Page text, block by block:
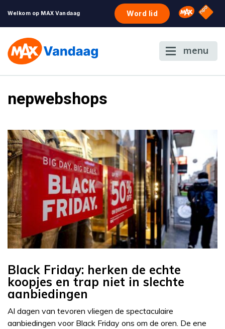
Welkom op MAX Vandaag Word lid Omroep
NPO
menu
nepwebshops
Black Friday: herken de echte
koopjes en trap niet in slechte
aanbiedingen
Al dagen van tevoren vliegen de spectaculaire
aanbiedingen voor Black Friday ons om de oren. De ene